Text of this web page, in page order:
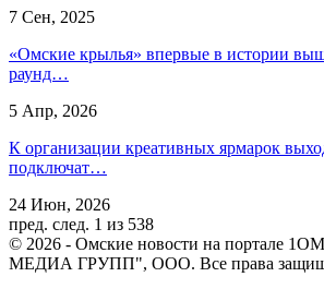
7 Сен, 2025
«Омские крылья» впервые в истории
раунд…
5 Апр, 2026
К организации креативных ярмарок
подключат…
24 Июн, 2026
пред. след. 1 из 538
© 2026 - Омские новости на портале
МЕДИА ГРУПП", ООО. Все права